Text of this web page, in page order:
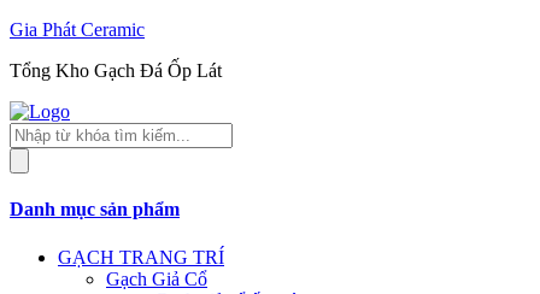
Gia Phát Ceramic
Tổng Kho Gạch Đá Ốp Lát
Tìm
kiếm
sản
Danh mục sản phẩm
GẠCH TRANG TRÍ
Gạch Giả Cổ